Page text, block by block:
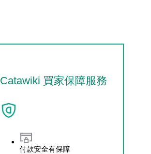
Catawiki 買家保障服務
付款安全有保障